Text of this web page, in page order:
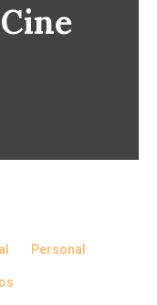
Cine
Personal